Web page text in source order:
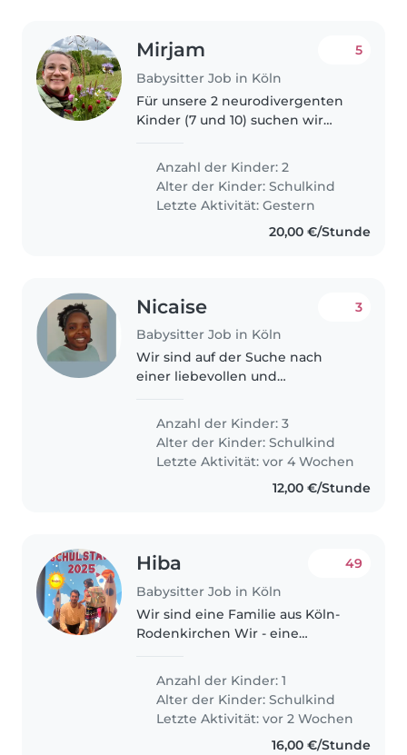
Mirjam
Babysitter Job in Köln
5
Für unsere 2 neurodivergenten
Kinder (7 und 10) suchen wir
festen Nachmittag (flexibel) und
ggf 1-2 im Monat abends! Ein
Grundverständnis..
Anzahl der Kinder: 2
Alter der Kinder:Schulkind
Letzte Aktivität: Gestern
20,00 €/Stunde
Nicaise
Babysitter Job in Köln
3
Wir sind auf der Suche nach
einer liebevollen und
für unsere drei neugierigen und
freundlichen Grundschulkinder.
Unser Sohn hat besondere
Anzahl der Kinder: 3
Alter der Kinder:Schulkind
Letzte Aktivität: vor 4 Wochen
12,00 €/Stunde
Hiba
Babysitter Job in Köln
49
Wir sind eine Familie aus Köln-
Rodenkirchen Wir - eine
suchen eine zuverlässige
Babysitterin für unsere 6-jährige
Tochter, die vor kurzem
eingeschult..
Anzahl der Kinder: 1
Alter der Kinder:Schulkind
Letzte Aktivität: vor 2 Wochen
16,00 €/Stunde